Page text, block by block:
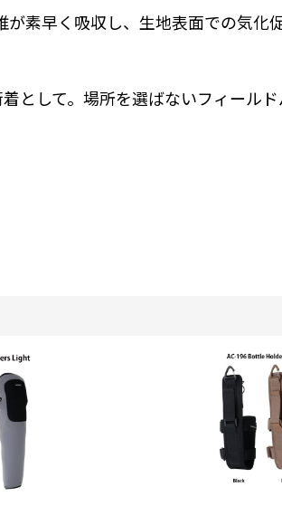
素早く吸収し、生地表面での気化
として。場所を選ばないフィールド